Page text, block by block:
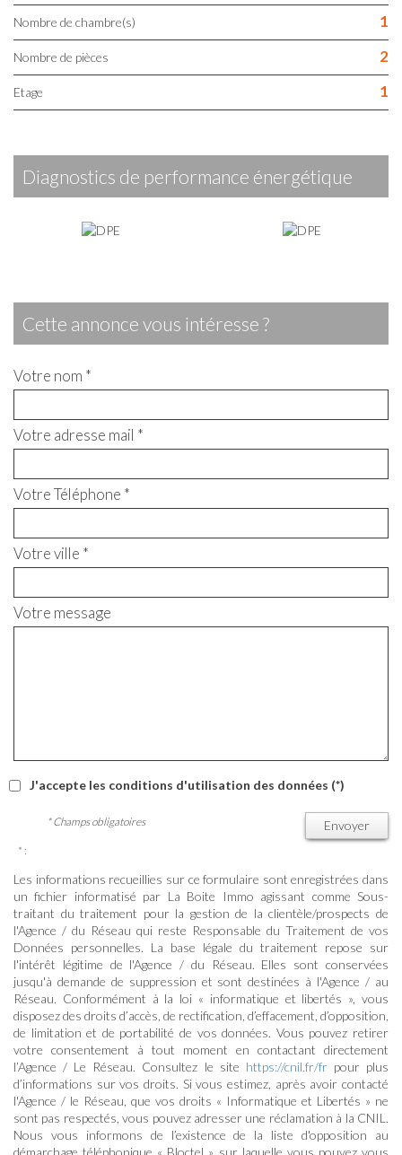
Nombre de chambre(s) 1
Nombre de pièces 2
Etage 1
diagnostics de performance énergétique
cette annonce vous intéresse ?
Votre nom *
Votre adresse mail *
Votre Téléphone *
Votre ville *
Votre message
J'accepte les conditions d'utilisation des données (*)
Envoyer
* Champs obligatoires
* :
Les informations recueillies sur ce formulaire sont enregistrées dans
un fichier informatisé par La Boite Immo agissant comme Sous-
traitant du traitement pour la gestion de la clientèle/prospects de
l'Agence / du Réseau qui reste Responsable du Traitement de vos
Données personnelles. La base légale du traitement repose sur
l'intérêt légitime de l'Agence / du Réseau. Elles sont conservées
jusqu'à demande de suppression et sont destinées à l'Agence / au
Réseau. Conformément à la loi « informatique et libertés », vous
disposez des droits d’accès, de rectification, d’effacement, d’opposition,
de limitation et de portabilité de vos données. Vous pouvez retirer
votre consentement à tout moment en contactant directement
l’Agence / Le Réseau. Consultez le site https://cnil.fr/frpour plus
d’informations sur vos droits. Si vous estimez, après avoir contacté
l'Agence / le Réseau, que vos droits « Informatique et Libertés » ne
sont pas respectés, vous pouvez adresser une réclamation à la CNIL.
Nous vous informons de l’existence de la liste d'opposition au
démarchage téléphonique « Bloctel », sur laquelle vous pouvez vous